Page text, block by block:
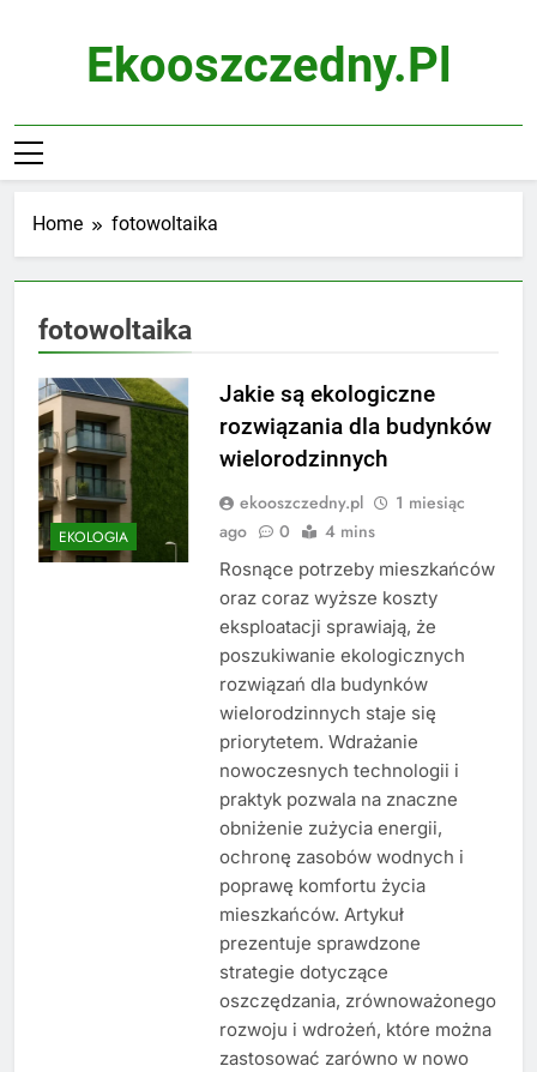
Ekooszczedny.pl
Home fotowoltaika
fotowoltaika
EKOLOGIA
Jakie są ekologiczne
rozwiązania dla budynków
wielorodzinnych
ekooszczedny.pl
1 miesiąc
ago
0 4 mins
Rosnące potrzeby mieszkańców
oraz coraz wyższe koszty
eksploatacji sprawiają, że
poszukiwanie ekologicznych
rozwiązań dla budynków
wielorodzinnych staje się
priorytetem. Wdrażanie
nowoczesnych technologii i
praktyk pozwala na znaczne
obniżenie zużycia energii,
ochronę zasobów wodnych i
poprawę komfortu życia
mieszkańców. Artykuł
prezentuje sprawdzone
strategie dotyczące
oszczędzania, zrównoważonego
rozwoju i wdrożeń, które można
zastosować zarówno w nowo